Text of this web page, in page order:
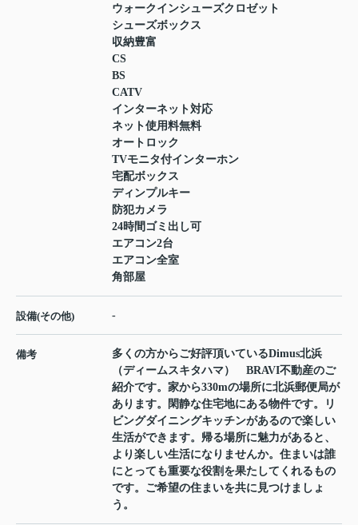
ウォークインシューズクロゼット
シューズボックス
収納豊富
CS
BS
CATV
インターネット対応
ネット使用料無料
オートロック
TVモニタ付インターホン
宅配ボックス
ディンプルキー
防犯カメラ
24時間ゴミ出し可
エアコン2台
エアコン全室
角部屋
設備(その他) -
備考
多くの方からご好評頂いているDimus北浜
（ディームスキタハマ） BRAVI不動産のご
紹介です。家から330mの場所に北浜郵便局が
あります。閑静な住宅地にある物件です。リ
ビングダイニングキッチンがあるので楽しい
生活ができます。帰る場所に魅力があると、
より楽しい生活になりませんか。住まいは誰
にとっても重要な役割を果たしてくれるもの
です。ご希望の住まいを共に見つけましょ
う。